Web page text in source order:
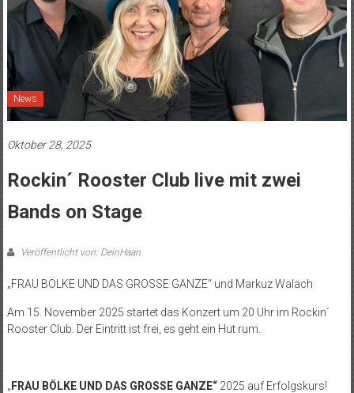
News
Oktober 28, 2025
Rockin´ Rooster Club live mit zwei
Bands on Stage
Veröffentlicht von: DeinHaan
„FRAU BÖLKE UND DAS GROSSE GANZE“ und Markuz Walach
Am 15. November 2025 startet das Konzert um 20 Uhr im Rockin´
Rooster Club. Der Eintritt ist frei, es geht ein Hut rum.
„ FRAU BÖLKE UND DAS GROSSE GANZE“2025 auf Erfolgskurs!